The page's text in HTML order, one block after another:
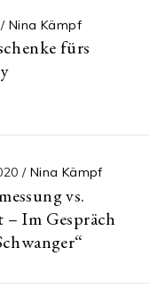
/ Nina Kämpf
fürs
/ Nina Kämpf
vs.
– Im Gespräch